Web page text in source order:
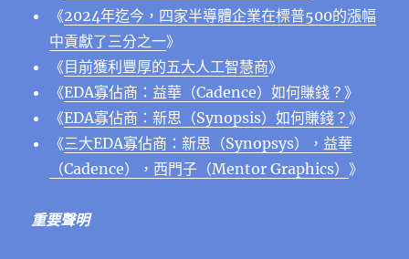
《2024年迄今，四家半導體企業在標普500的漲幅
中貢獻了三分之一》
《目前獲利豐厚的五大人工智慧商》
《EDA寡佔商：益華（Cadence）如何賺錢？》
《EDA寡佔商：新思（Synopsis）如何賺錢？》
《三大EDA寡佔商：新思（Synopsys），益華
（Cadence），⻄⾨⼦（Mentor Graphics）》
重要聲明